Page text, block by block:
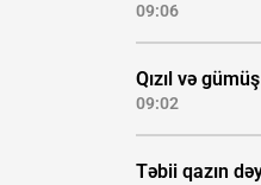
09:06
Qızıl və
09:02
Təbii qazın